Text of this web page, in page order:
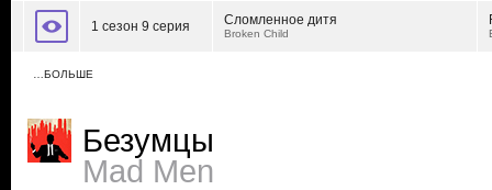
1 сезон 9 серия Сломленное дитя
Broken Child
…БОЛЬШЕ
Безумцы
Mad Men